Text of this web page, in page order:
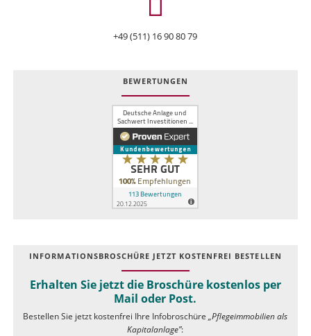
+49 (511) 16 90 80 79
BEWERTUNGEN
INFOR­MATIONS­BROSCHÜRE JETZT KOSTEN­FREI BESTELLEN
Erhalten Sie jetzt die Broschüre kostenlos per
Mail oder Post.
Bestellen Sie jetzt kostenfrei Ihre Infobroschüre„Pflegeimmobilien als
Kapitalanlage”: